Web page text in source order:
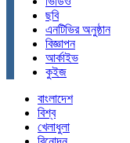
ছবি
এনটিভির অনুষ্ঠান
বিজ্ঞাপন
আর্কাইভ
কুইজ
বাংলাদেশ
বিশ্ব
খেলাধুলা